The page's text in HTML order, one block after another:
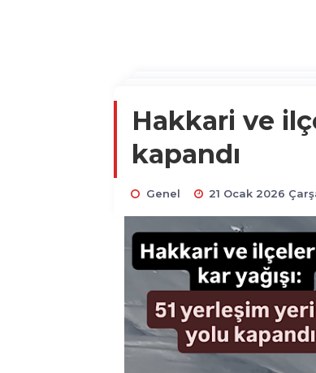
Hakkari ve
kapandı
Genel 21 Ocak 2026